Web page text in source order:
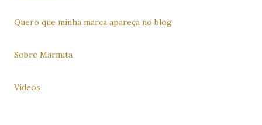
Quero que minha marca apareça no blog
Sobre Marmita
Vídeos